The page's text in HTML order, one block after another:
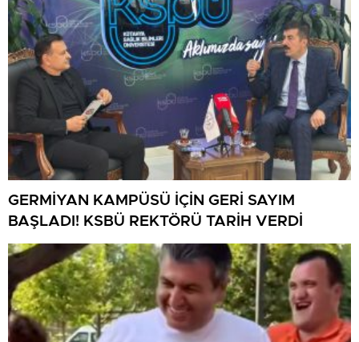
GERMİYAN KAMPÜSÜ İÇİN GERİ SAYIM
BAŞLADI! KSBÜ REKTÖRÜ TARİH VERDİ